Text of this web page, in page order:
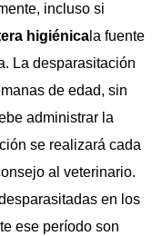
incluso si
higiénicala fuente
La desparasitación
de edad, sin
administrar la
se realizará cada
al veterinario.
en los
ese período son